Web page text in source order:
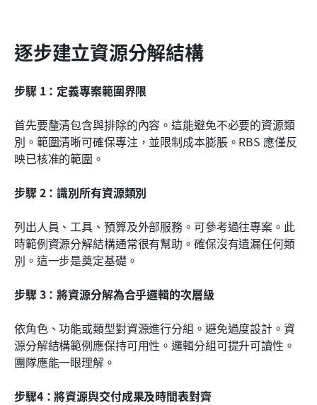
逐步建立資源分解結構
步驟 1：定義專案範圍界限
首先要釐清包含與排除的內容。這能避免不必要的資源類
別。範圍清晰可確保專注，並限制成本膨脹。RBS 應僅反
映已核准的範圍。
步驟 2：識別所有資源類別
列出人員、工具、預算及外部服務。可參考過往專案。此
時範例資源分解結構通常很有幫助。確保沒有遺漏任何類
別。這一步是奠定基礎。
步驟 3：將資源分解為合乎邏輯的次層級
依角色、功能或類型對資源進行分組。避免過度設計。資
源分解結構範例應保持可用性。邏輯分組可提升可讀性。
團隊應能一眼理解。
步驟4：將資源與交付成果及時間表對齊